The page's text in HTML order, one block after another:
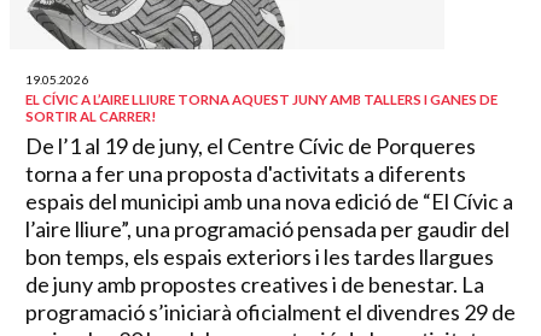
19.05.2026
EL CÍVIC A L’AIRE LLIURE TORNA AQUEST JUNY AMB TALLERS I GANES DE
SORTIR AL CARRER!
De l’1 al 19 de juny, el Centre Cívic de Porqueres
torna a fer una proposta d'activitats a diferents
espais del municipi amb una nova edició de “El Cívic a
l’aire lliure”, una programació pensada per gaudir del
bon temps, els espais exteriors i les tardes llargues
de juny amb propostes creatives i de benestar. La
programació s’iniciarà oficialment el divendres 29 de